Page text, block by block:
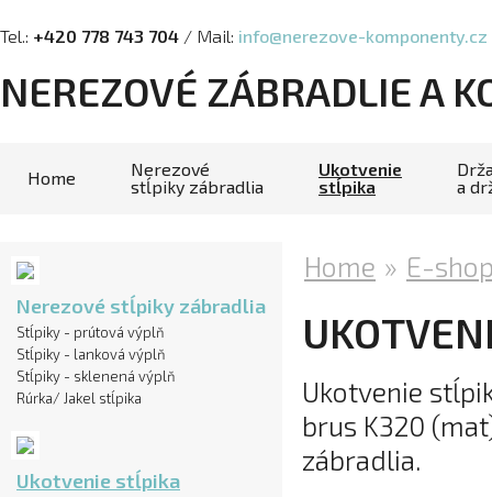
Tel.: +420 778 743 704 / Mail: info@nerezove-komponenty.cz
NEREZOVÉ ZÁBRADLIE A
Home
Nerezové
stĺpiky zábradlia
Ukotvenie
stĺpika
a
Home » E-
Ukotvenie
brus K320
zábradlia.
Nerezové stĺpiky zábradlia
Stĺpiky - prútová výplň
Stĺpiky - lanková výplň
Stĺpiky - sklenená výplň
Rúrka/ Jakel stĺpika
Ukotvenie stĺpika